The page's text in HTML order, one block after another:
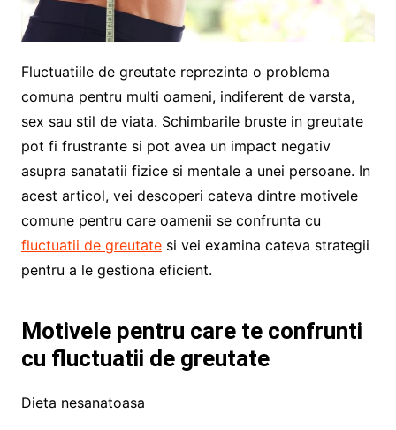
Fluctuatiile de greutate reprezinta o problema
comuna pentru multi oameni, indiferent de varsta,
sex sau stil de viata. Schimbarile bruste in greutate
pot fi frustrante si pot avea un impact negativ
asupra sanatatii fizice si mentale a unei persoane. In
acest articol, vei descoperi cateva dintre motivele
comune pentru care oamenii se confrunta cu
fluctuatii de greutatesi vei examina cateva strategii
pentru a le gestiona eficient.
Motivele pentru care te confrunti
cu fluctuatii de greutate
Dieta nesanatoasa